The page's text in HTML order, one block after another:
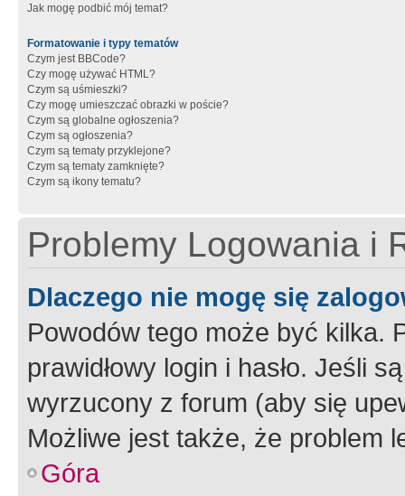
Jak mogę podbić mój temat?
Formatowanie i typy tematów
Czym jest BBCode?
Czy mogę używać HTML?
Czym są uśmieszki?
Czy mogę umieszczać obrazki w poście?
Czym są globalne ogłoszenia?
Czym są ogłoszenia?
Czym są tematy przyklejone?
Czym są tematy zamknięte?
Czym są ikony tematu?
Problemy Logowania i
Dlaczego nie mogę się
Powodów tego może być kilka.
prawidłowy login i hasło. Jeśli
wyrzucony z forum (aby się
Możliwe jest także, że problem
Góra